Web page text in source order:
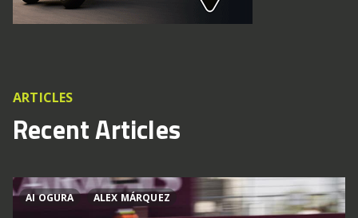
ARTICLES
Recent Articles
AI OGURA ALEX MÁRQUEZ